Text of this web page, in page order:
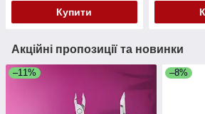
Купити
Акційні пропозиції та новинки
–11% –8%